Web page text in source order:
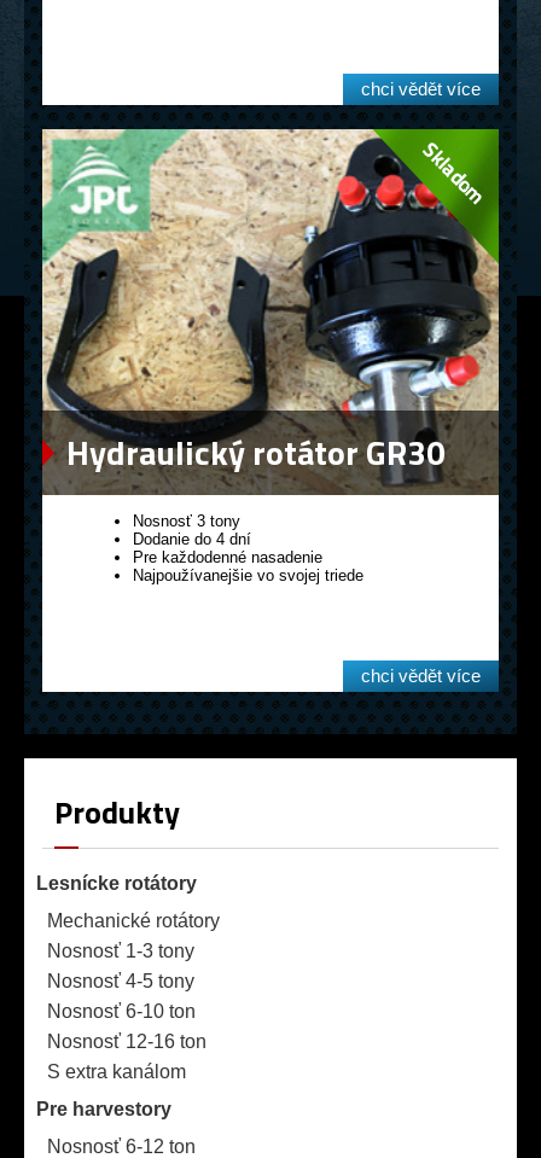
chci vědět více
Hydraulický rotátor GR30
Nosnosť 3 tony
Dodanie do 4 dní
Pre každodenné nasadenie
Najpoužívanejšie vo svojej triede
chci vědět více
Produkty
Lesnícke rotátory
Mechanické rotátory
Nosnosť 1-3 tony
Nosnosť 4-5 tony
Nosnosť 6-10 ton
Nosnosť 12-16 ton
S extra kanálom
Pre harvestory
Nosnosť 6-12 ton